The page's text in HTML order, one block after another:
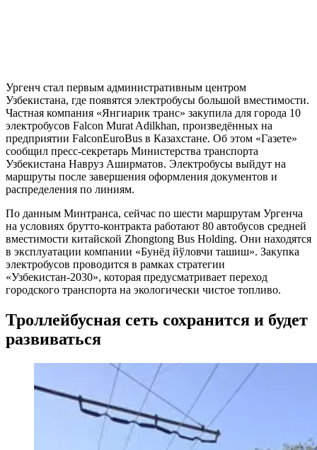
Ургенч стал первым административным центром
Узбекистана, где появятся электробусы большой вместимости.
Частная компания «Янгиарик транс» закупила для города 10
электробусов Falcon Murat Adilkhan, произведённых на
предприятии FalconEuroBus в Казахстане. Об этом «Газете»
сообщил пресс-секретарь Министерства транспорта
Узбекистана Навруз Аширматов. Электробусы выйдут на
маршруты после завершения оформления документов и
распределения по линиям.
По данным Минтранса, сейчас по шести маршрутам Ургенча
на условиях брутто-контракта работают 80 автобусов средней
вместимости китайской Zhongtong Bus Holding. Они находятся
в эксплуатации компании «Бунёд йўловчи ташиш». Закупка
электробусов проводится в рамках стратегии
«Узбекистан-2030», которая предусматривает переход
городского транспорта на экологически чистое топливо.
Троллейбусная сеть сохранится и будет
развиваться